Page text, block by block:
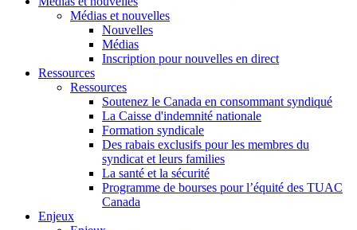
Médias et nouvelles
Nouvelles
Médias
Inscription pour nouvelles en direct
Ressources
Ressources
Soutenez le Canada en consommant syndiqué
La Caisse d'indemnité nationale
Formation syndicale
Des rabais exclusifs pour les membres du
syndicat et leurs families
La santé et la sécurité
Programme de bourses pour l’équité des TUAC
Canada
Enjeux